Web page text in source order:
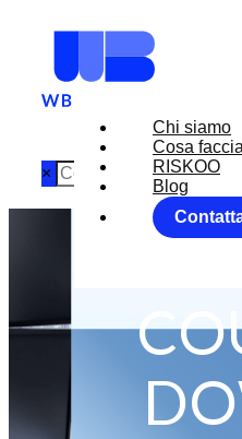
Chi siamo
Cosa
RISKOO
Blog
×